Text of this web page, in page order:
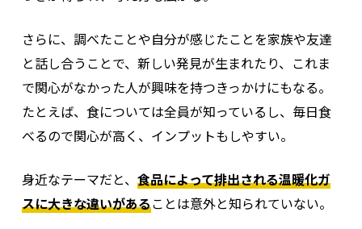
さらに、調べたことや自分が感じたことを家族や友達
と話し合うことで、新しい発見が生まれたり、これま
で関心がなかった人が興味を持つきっかけにもなる。
たとえば、食については全員が知っているし、毎日食
べるので関心が高く、インプットもしやすい。
身近なテーマだと、 食品によって排出される温暖化ガ
スに大きな違いがあることは意外と知られていない。